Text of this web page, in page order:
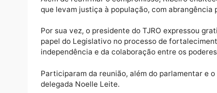
“Desde o primeiro dia de mandato, temos
E, quero reafirmar este compromisso de
parlamentar.
Além de reafirmar o compromisso, Ribeiro
que levam justiça à população, com